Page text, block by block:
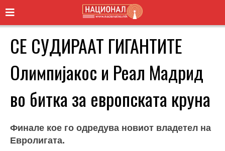
СЕ СУДИРААТ ГИГАНТИТЕ
Олимпијакос и Реал Мадрид
во битка за европската круна
Финале кое го одредува новиот владетел на
Евролигата.